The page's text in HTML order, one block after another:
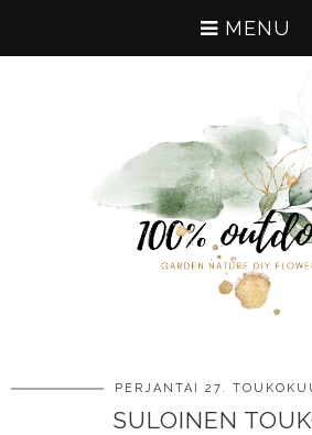
MENU
PERJANTAI 27.
SULOINEN